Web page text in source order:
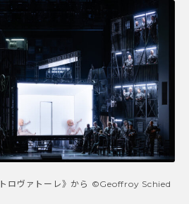
ロヴァトーレ》から ©Geoffroy Schied